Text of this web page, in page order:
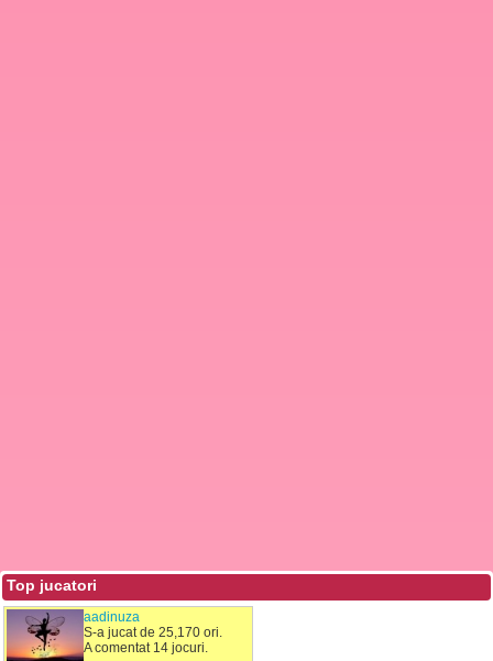
Top jucatori
aadinuza
S-a jucat de 25,170 ori.
A comentat 14 jocuri.